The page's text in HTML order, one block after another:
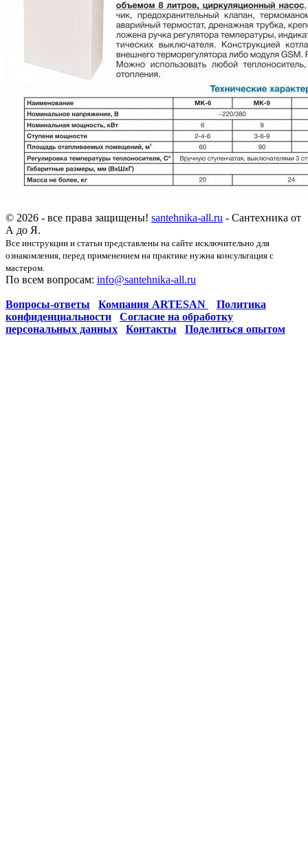
© 2026 - все права защищены! santehnika-all.ru - Сантехника от
А до Я.
Все инструкции и статьи представлены на сайте исключительно для
ознакомления, перед применением на практике нужна консультация с
мастером.
По всем вопросам: info@santehnika-all.ru
Вопросы-ответы Компания ARTESAN
Политика
конфиденциальности
Согласие на обработку
персональных данных
Контакты Поделиться опытом